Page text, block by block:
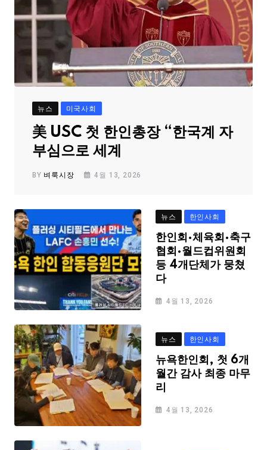
뉴스 미국사회
美 USC 첫 한인총장 “한국계 자
부심으로 세계
BY 벼룩시장 4월 13, 2026
뉴스 한인사회
한인회·체육회·축구
협회·월드컵위원회
등 4개단체가 뭉쳤
다
4월 13, 2026
뉴스 한인사회
뉴욕한인회, 첫 6개
월간 감사 최종 마무
리
4월 13, 2026